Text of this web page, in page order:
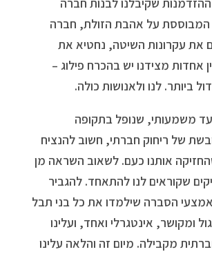
על אהבת הזולת, חברה
את עקרונות השיטה, נחטיא את
אחדות מצידנו יש בהכרח פילוג –
ביותר. לנו ולאנושות כולה.
משמעותי, שנופל בתקופה
של ריחוק חברתי, חשוב להנציח
אותנו כעם. לשאוב השראה מן
שקוראים לנו להתאחד. להגביר
הסברה שילמדו את כל בני תבל
ומקושר, אינטגרלי ואחד, ועלינו
מקבילה. מיום זה והלאה עלינו